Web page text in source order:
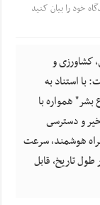
خود را بیان کنید
كشاورزى و
با استناد به
بشر" همواره با
و دسترسى
هوشمند، سرعت
تاريخ، قابل